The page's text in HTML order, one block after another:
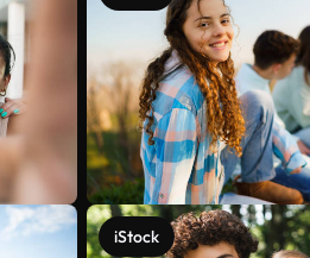
iStock